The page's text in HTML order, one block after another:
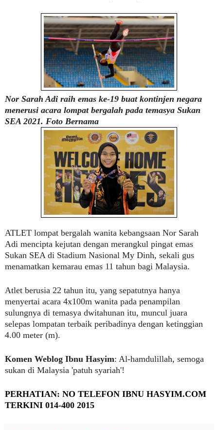
Nor Sarah Adi raih emas ke-19 buat kontinjen negara
menerusi acara lompat bergalah pada temasya Sukan
SEA 2021. Foto Bernama
ATLET lompat bergalah wanita kebangsaan Nor Sarah
Adi mencipta kejutan dengan merangkul pingat emas
Sukan SEA di Stadium Nasional My Dinh, sekali gus
menamatkan kemarau emas 11 tahun bagi Malaysia.
Atlet berusia 22 tahun itu, yang sepatutnya hanya
menyertai acara 4x100m wanita pada penampilan
sulungnya di temasya dwitahunan itu, muncul juara
selepas lompatan terbaik peribadinya dengan ketinggian
4.00 meter (m).
Komen Weblog Ibnu Hasyim: Al-hamdulillah, semoga
sukan di Malaysia 'patuh syariah'!
PERHATIAN: NO TELEFON IBNU HASYIM.COM
TERKINI 014-400 2015